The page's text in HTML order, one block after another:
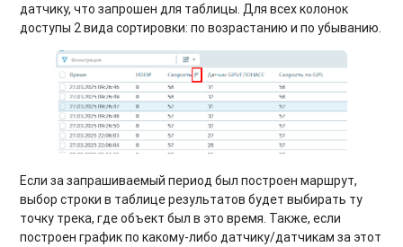
датчику, что запрошен для таблицы. Для всех колонок
доступы 2 вида сортировки: по возрастанию и по убыванию.
Если за запрашиваемый период был построен маршрут,
выбор строки в таблице результатов будет выбирать ту
точку трека, где объект был в это время. Также, если
построен график по какому-либо датчику/датчикам за этот